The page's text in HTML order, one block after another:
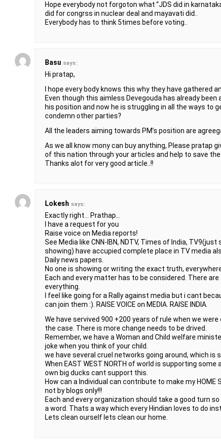
Hope everybody not forgoton what ”JDS did in
did for congrss in nuclear deal and mayavati did..
Everybody has to think 5times before voting..
Basu says:
Hi pratap,
I hope every body knows this why they have gathered
Even though this aimless Devegouda has already been
his position and now he is struggling in all the ways to
condemn other parties?
All the leaders aiming towards PM’s position are
As we all know mony can buy anything, Please pratap
of this nation through your articles and help to save the
Thanks alot for very good article..!!
Lokesh says:
Exactly right… Prathap…
I have a request for you
Raise voice on Media reports!
See Media like CNN-IBN, NDTV, Times of India,
showing) have accupied complete place in TV media
Daily news papers.
No one is showing or writing the exact truth,
Each and every matter has to be considered. There are
everything.
I feel like going for a Rally against media but i cant
can join them :). RAISE VOICE on MEDIA. RAISE INDIA.
We have servived 900 +200 years of rule when we
the case. There is more change needs to be drived.
Remember, we have a Woman and Child welfare
joke when you think of your child.
we have several cruel networks going around, which is
When EAST WEST NORTH of world is supporting
own big ducks cant support this.
How can a Individual can contribute to make my HOME
not by blogs only!!!
Each and every organization should take a good turn
a word. Thats a way which every Hindian loves to do
Lets clean ourself lets clean our home.